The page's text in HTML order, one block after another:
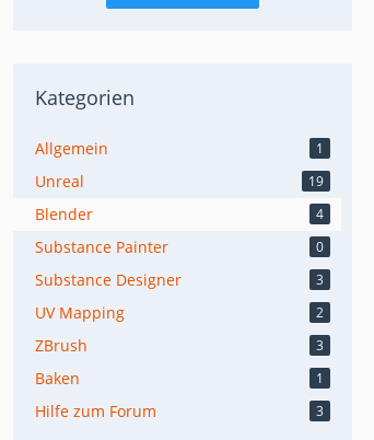
Kategorien
Allgemein 1
Unreal 19
Blender 4
Substance Painter 0
Substance Designer 3
UV Mapping 2
ZBrush 3
Baken 1
Hilfe zum Forum 3